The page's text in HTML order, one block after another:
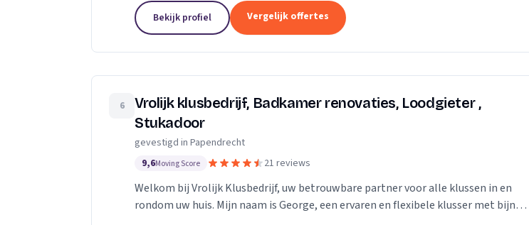
Bekijk profiel Vergelijk offertes
6
Vrolijk klusbedrijf, Badkamer renovaties, Loodgieter ,
Stukadoor
gevestigd in Papendrecht
9,6Moving Score 21 reviews
Welkom bij Vrolijk Klusbedrijf, uw betrouwbare partner voor alle klussen in en
rondom uw huis. Mijn naam is George, een ervaren en flexibele klusser met bijna